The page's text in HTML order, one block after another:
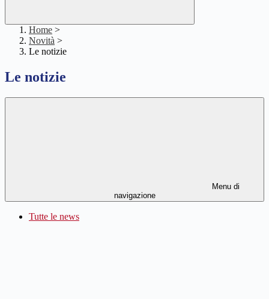
Home >
Novità >
Le notizie
Le notizie
Menu di
navigazione
Tutte le news